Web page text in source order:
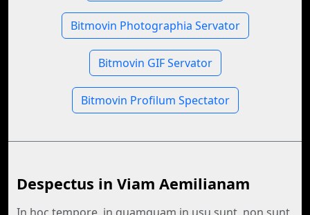
Bitmovin Photographia Servator
Bitmovin GIF Servator
Bitmovin Profilum Spectator
Despectus in Viam Aemilianam